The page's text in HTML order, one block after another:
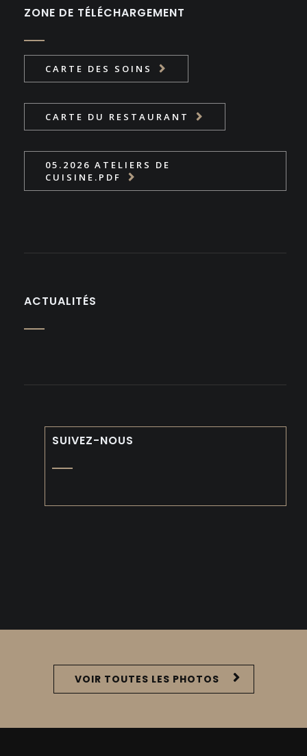
ZONE DE TÉLÉCHARGEMENT
CARTE DES SOINS
CARTE DU RESTAURANT
05.2026 ATELIERS DE
CUISINE.PDF
ACTUALITÉS
SUIVEZ-NOUS
VOIR TOUTES LES PHOTOS